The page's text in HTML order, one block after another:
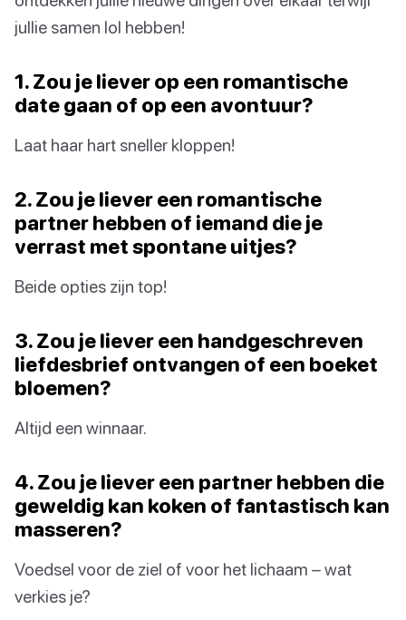
jullie samen lol hebben!
1. Zou je liever op een romantische
date gaan of op een avontuur?
Laat haar hart sneller kloppen!
2. Zou je liever een romantische
partner hebben of iemand die je
verrast met spontane uitjes?
Beide opties zijn top!
3. Zou je liever een handgeschreven
liefdesbrief ontvangen of een boeket
bloemen?
Altijd een winnaar.
4. Zou je liever een partner hebben die
geweldig kan koken of fantastisch kan
masseren?
Voedsel voor de ziel of voor het lichaam – wat
verkies je?